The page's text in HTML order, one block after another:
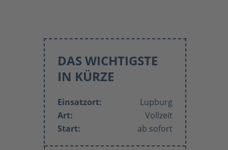
DAS WICHTIGSTE
IN KÜRZE
Einsatzort:
Lupburg
Art:
Vollzeit
Start:
ab sofort